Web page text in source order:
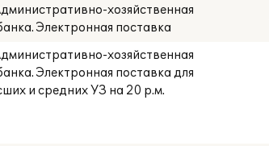
хозяйственная
Электронная поставка
хозяйственная
Электронная поставка для
и средних УЗ на 20 р.м.